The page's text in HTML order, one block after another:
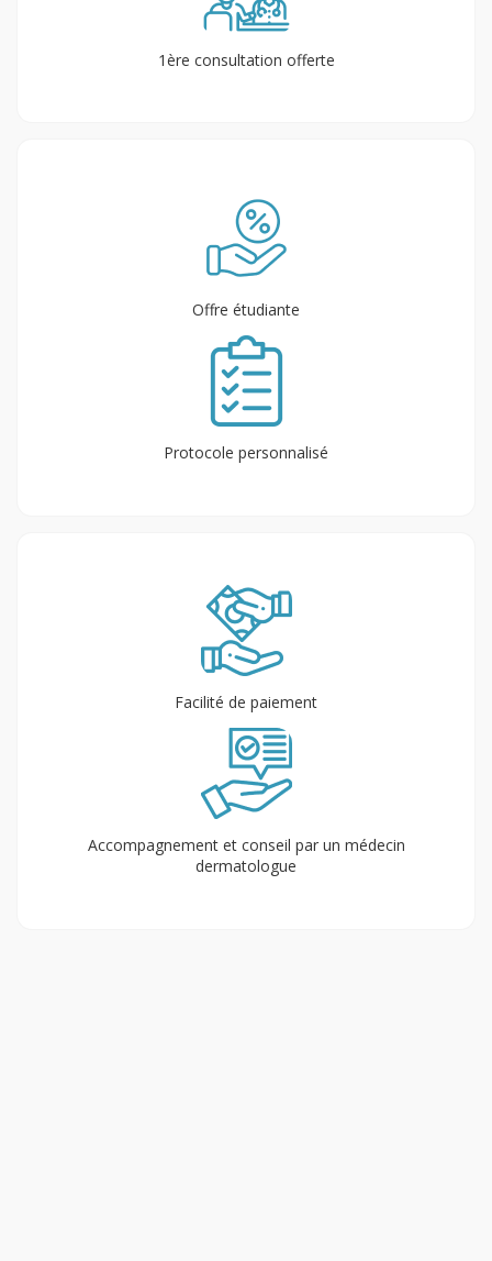
1ère consultation offerte
Offre étudiante
Protocole personnalisé
Facilité de paiement
Accompagnement et conseil par un médecin
dermatologue